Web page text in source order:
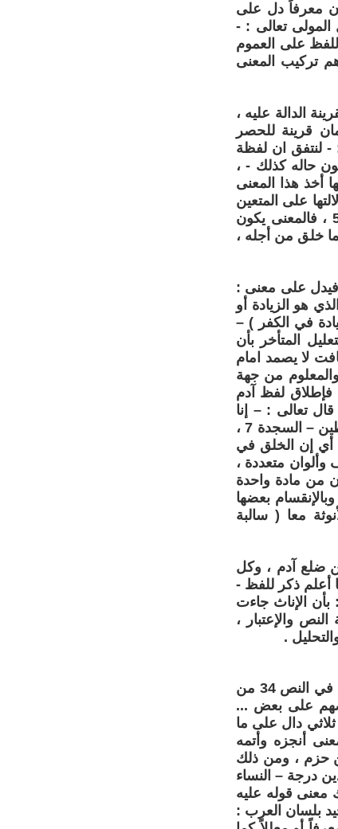
معرفاً دل على
المولى تعالى : -
على العموم
تركيب المعنى
الدالة عليه ،
مؤمنات - الفتح 25 ، فجعل الإيمان قرينة للحصر
- لنتفق ان لفظة
حاله كذلك - ،
أخذ هذا المعنى
على المتعين
حصراً ، أي حين يقول الله : - إنكم لتأتون الرجال شهوة دون النساء - النمل 55 ، فالمعنى يكون
خلق من أجله ،
فيدل على معنى :
هو الزيادة أو
في الكفر ) –
المتأخر بأن
لا يصمد امام
من جهة
فإطلاق لفظ آدم
تعالى : – إنا
خلقناكم من ذكر وأنثى – الحجرات 13 ، وقال تعالى : – وبدأ خلق الإنسان من طين – السجدة 7 ،
أي إن الخلق في
متعددة ،
من مادة واحدة
بعضها
معا ( سالبة
ضلع آدم ، وكل
أعلم ذكر للفظ -
بأن الإناث جاءت
والإعتبار ،
.
بعد هذا البيان الذي قدمناه سنبحث الآن معنى – [ و مفهوم القوامة ] - الذي ورد في النص 34 من
على بعض ...
دال على ما
أنجزه وأتمه
حزم ، ومن ذلك
درجة – النساء
معنى قوله عليه
بلسان العرب :